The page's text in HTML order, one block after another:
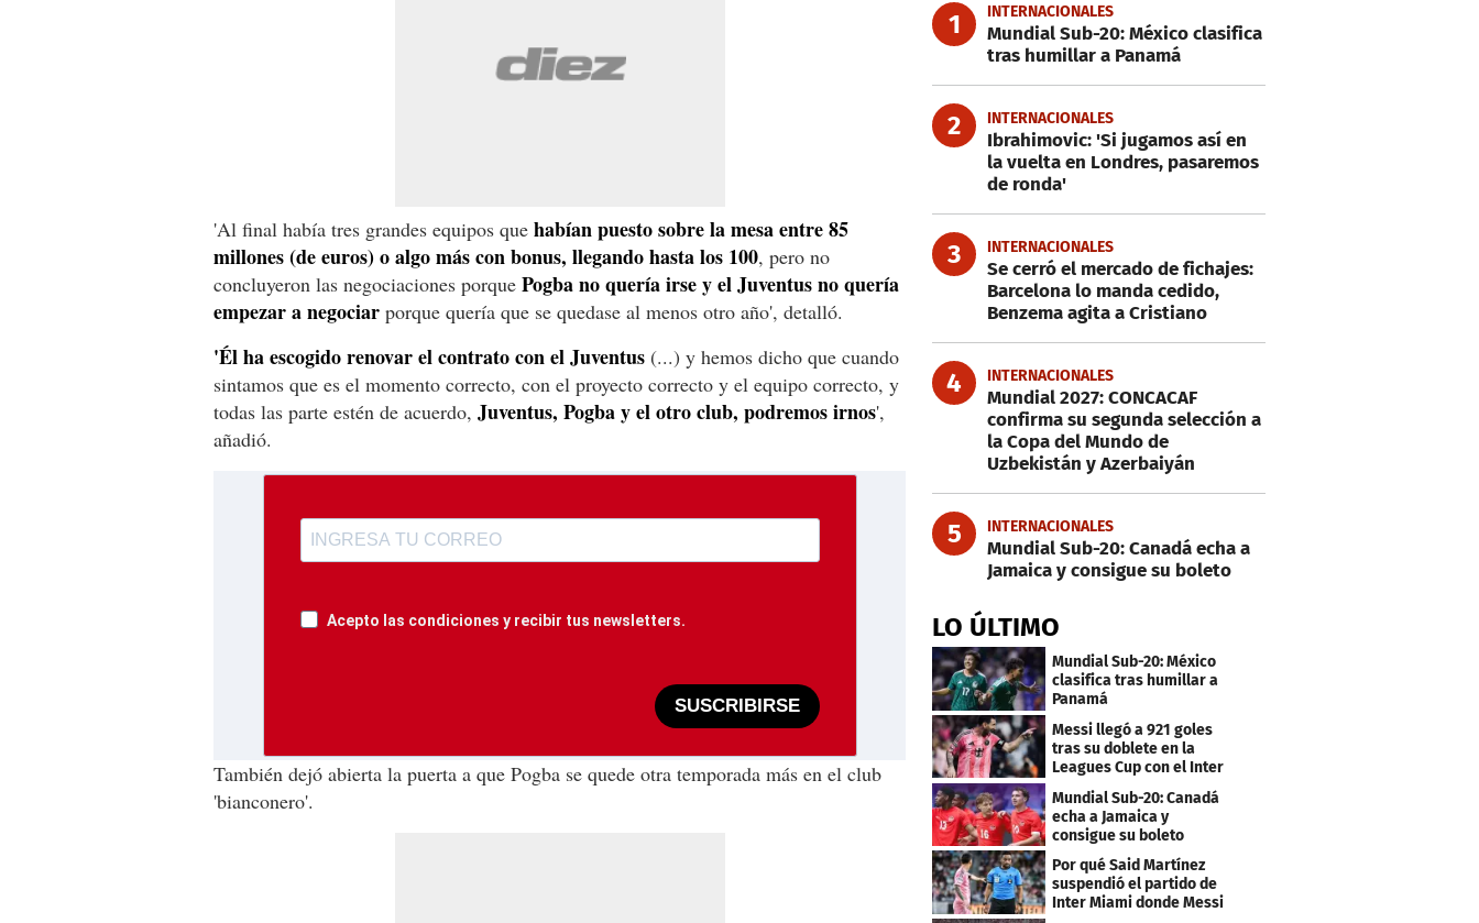
'Al final había tres grandes equipos que habían puesto sobre la mesa entre 85
millones (de euros) o algo más con bonus, llegando hasta los 100, pero no
concluyeron las negociaciones porque Pogba no quería irse y el Juventus no quería
empezar a negociar porque quería que se quedase al menos otro año', detalló.
'Él ha escogido renovar el contrato con el Juventus (...) y hemos dicho que cuando
sintamos que es el momento correcto, con el proyecto correcto y el equipo correcto, y
todas las parte estén de acuerdo, Juventus, Pogba y el otro club, podremos irnos',
añadió.
Acepto las condiciones y recibir tus newsletters.
SUSCRIBIRSE
También dejó abierta la puerta a que Pogba se quede otra temporada más en el club
'bianconero'.
1 INTERNACIONALES
Mundial Sub-20: México clasifica
tras humillar a Panamá
2 INTERNACIONALES
Ibrahimovic: 'Si jugamos así en
la vuelta en Londres, pasaremos
de ronda'
3 INTERNACIONALES
Se cerró el mercado de fichajes:
Barcelona lo manda cedido,
Benzema agita a Cristiano
4 INTERNACIONALES
Mundial 2027: CONCACAF
confirma su segunda selección a
la Copa del Mundo de
Uzbekistán y Azerbaiyán
5 INTERNACIONALES
Mundial Sub-20: Canadá echa a
Jamaica y consigue su boleto
LO ÚLTIMO
Mundial Sub-20: México
clasifica tras humillar a
Panamá
Messi llegó a 921 goles
tras su doblete en la
Leagues Cup con el Inter
Miami
Mundial Sub-20: Canadá
echa a Jamaica y
consigue su boleto
Por qué Said Martínez
suspendió el partido de
Inter Miami donde Messi